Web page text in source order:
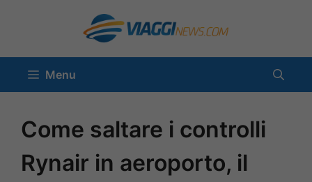
contenuto
Menu
Come saltare i controlli
Rynair in aeroporto, il